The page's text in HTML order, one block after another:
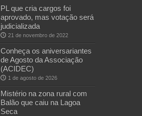
PL que cria cargos foi
aprovado, mas votação será
judicializada
21 de novembro de 2022
Conheça os aniversariantes
de Agosto da Associação
(ACIDEC)
1 de agosto de 2026
Mistério na zona rural com
Balão que caiu na Lagoa
Seca